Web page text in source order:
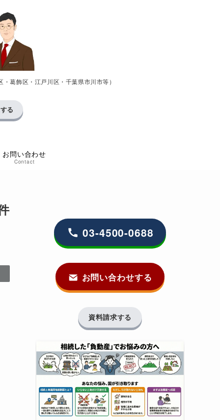
葛飾区・江戸川区・千葉県市川市等）
お問い合わせ
Contact
る
03-4500-0688
お問い合わせする
資料請求する